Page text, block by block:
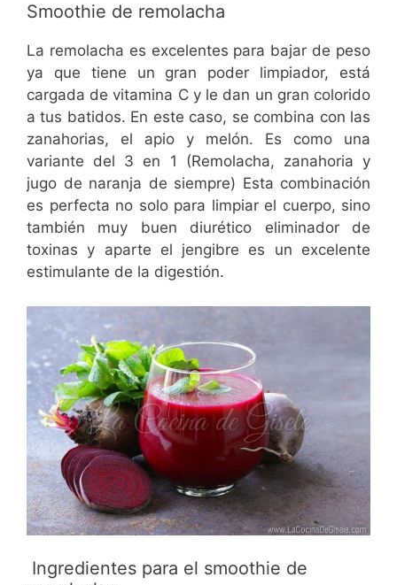
Smoothie de remolacha
La remolacha es excelentes para bajar de peso
ya que tiene un gran poder limpiador, está
cargada de vitamina C y le dan un gran colorido
a tus batidos. En este caso, se combina con las
zanahorias, el apio y melón. Es como una
variante del 3 en 1 (Remolacha, zanahoria y
jugo de naranja de siempre) Esta combinación
es perfecta no solo para limpiar el cuerpo, sino
también muy buen diurético eliminador de
toxinas y aparte el jengibre es un excelente
estimulante de la digestión.
Ingredientes para el smoothie de